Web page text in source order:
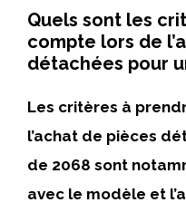
Quels sont les
compte lors de
détachées pour
Les critères à
l’achat de pièces
de 2068 sont
avec le modèle et